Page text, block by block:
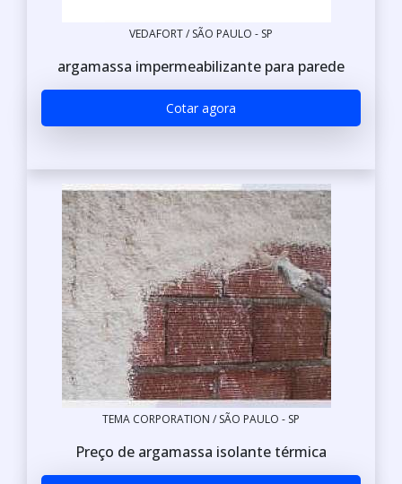
VEDAFORT / SÃO PAULO - SP
argamassa impermeabilizante para parede
Cotar agora
TEMA CORPORATION / SÃO PAULO - SP
Preço de argamassa isolante térmica